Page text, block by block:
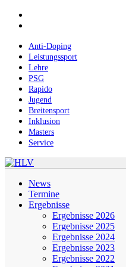
Skip
contentAnti-Doping
Leistungssport
Lehre
PSG
Rapido
Jugend
Breitensport
Inklusion
Masters
Service
News
Termine
Ergebnisse
Ergebnisse 2026
Ergebnisse 2025
Ergebnisse 2024
Ergebnisse 2023
Ergebnisse 2022